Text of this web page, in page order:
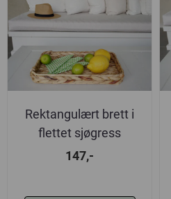
Rektangulært brett i
flettet sjøgress
medium
147,-